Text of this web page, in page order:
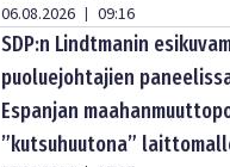
06.08.2026 | 09:16
SDP:n Lindtmanin
puoluejohtajien
Espanjan
”kutsuhuutona”